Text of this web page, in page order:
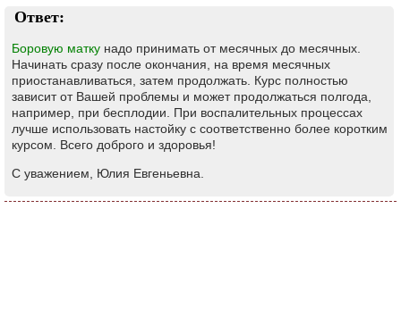
Ответ:
Боровую матку надо принимать от месячных до месячных.
Начинать сразу после окончания, на время месячных
приостанавливаться, затем продолжать. Курс полностью
зависит от Вашей проблемы и может продолжаться полгода,
например, при бесплодии. При воспалительных процессах
лучше использовать настойку с соответственно более коротким
курсом. Всего доброго и здоровья!
С уважением, Юлия Евгеньевна.